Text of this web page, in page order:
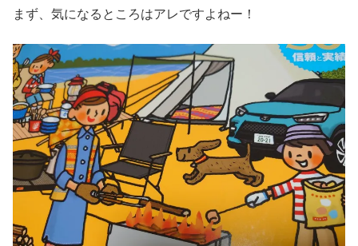
まず、気になるところはアレですよねー！